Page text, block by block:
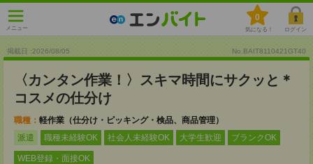
メニュー
0
気になる！ ログイン
掲載日 :2026/08/05 No.BAIT8110421GT40
〈カンタン作業！〉スキマ時間にサクッと＊
コスメの仕分け
職種： 軽作業（仕分け・ピッキング・検品、商品管理）
派遣
職種未経験OK 社会人未経験OK 大学生歓迎 ブランクOK
WEB登録・面接OK